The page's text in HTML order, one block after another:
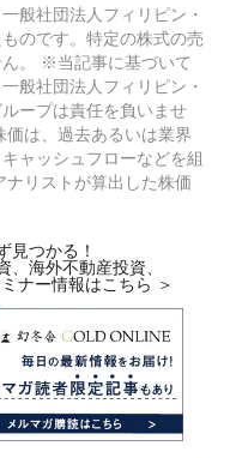
般社団法人フィリピン・
のです。特定の株式の売
。 ※当記事に基づいて
般社団法人フィリピン・
ープは責任を負いませ
は、過去あるいは業界
ャッシュフローなどを組
リストが算出した株価
見つかる！
海外不動産投資、
ナー情報はこちら ＞